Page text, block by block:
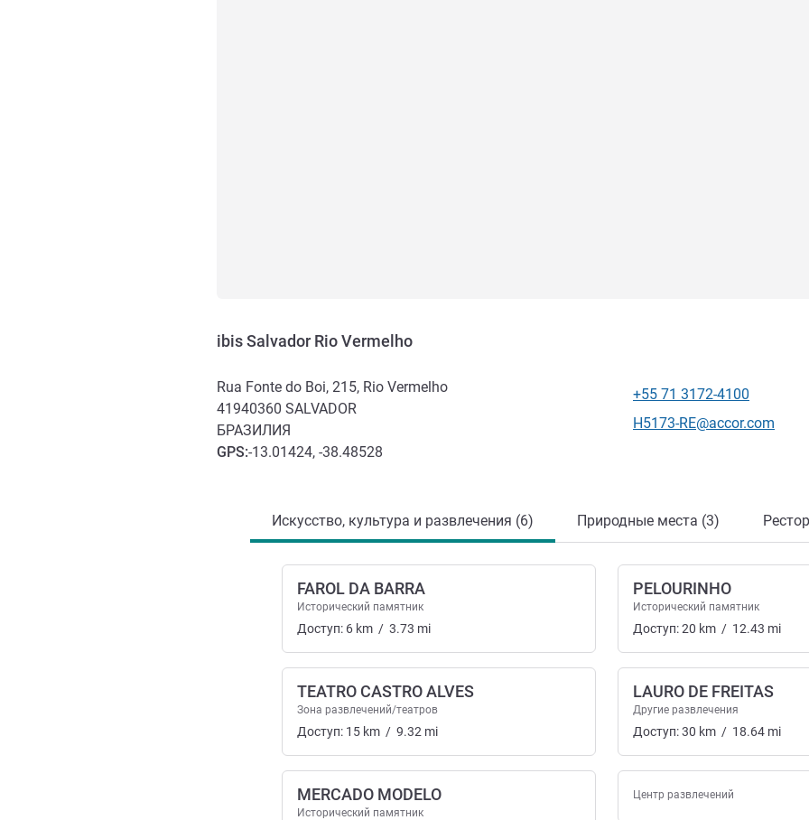
ibis Salvador Rio Vermelho
Rua Fonte do Boi, 215, Rio Vermelho
41940360 SALVADOR
БРАЗИЛИЯ
GPS:-13.01424, -38.48528
Телефон
+55 71 3172-4100
Контактный адрес
H5173-RE@accor.com
Искусство, культура и развлечения (6) Природные места (3)
FAROL DA BARRA
Исторический памятник
Доступ: 6 km / 3.73 mi
TEATRO CASTRO ALVES
Зона развлечений/театров
Доступ: 15 km / 9.32 mi
MERCADO MODELO
Исторический памятник
PELOURINHO
Исторический памятник
Доступ:20 km / 12.43 mi
LAURO DE FREITAS
Другие развлечения
Доступ:30 km / 18.64 mi
Центр развлечений